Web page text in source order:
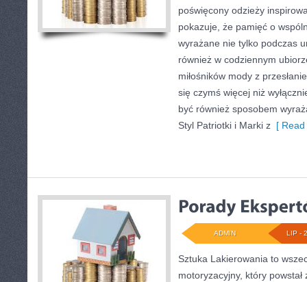
poświęcony odzieży
pokazuje, że pamięć o
wyrażane nie tylko podczas
również w codziennym
miłośników mody z
się czymś więcej niż
być również sposobem
Styl Patriotki i Marki z [
LIP -
ADMIN
Sztuka Lakierowania to
motoryzacyjny, który